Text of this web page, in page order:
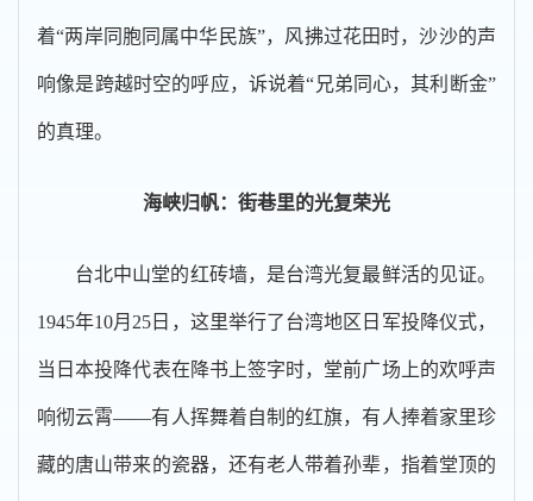
着“两岸同胞同属中华民族”，风拂过花田时，沙沙的声
响像是跨越时空的呼应，诉说着“兄弟同心，其利断金”
的真理。
海峡归帆：街巷里的光复荣光
台北中山堂的红砖墙，是台湾光复最鲜活的见证。
1945年10月25日，这里举行了台湾地区日军投降仪式，
当日本投降代表在降书上签字时，堂前广场上的欢呼声
响彻云霄——有人挥舞着自制的红旗，有人捧着家里珍
藏的唐山带来的瓷器，还有老人带着孙辈，指着堂顶的